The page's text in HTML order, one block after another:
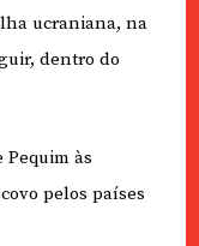
ucraniana, na
dentro do
às
pelos países